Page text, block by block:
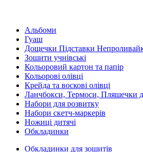
Альбоми
Гуаш
Дощечки Підставки
Зошити учнівські
Кольоровий картон та папір
Кольорові олівці
Крейда та воскові олівці
Ланчбокси, Термоси, Пляшечки
Набори для розвитку
Набори скетч-маркерів
Ножиці дитячі
Обкладинки
Обкладинки для зошитів